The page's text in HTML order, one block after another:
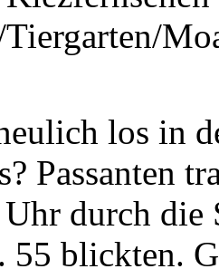
los in
Passanten
durch die
55 blickten.